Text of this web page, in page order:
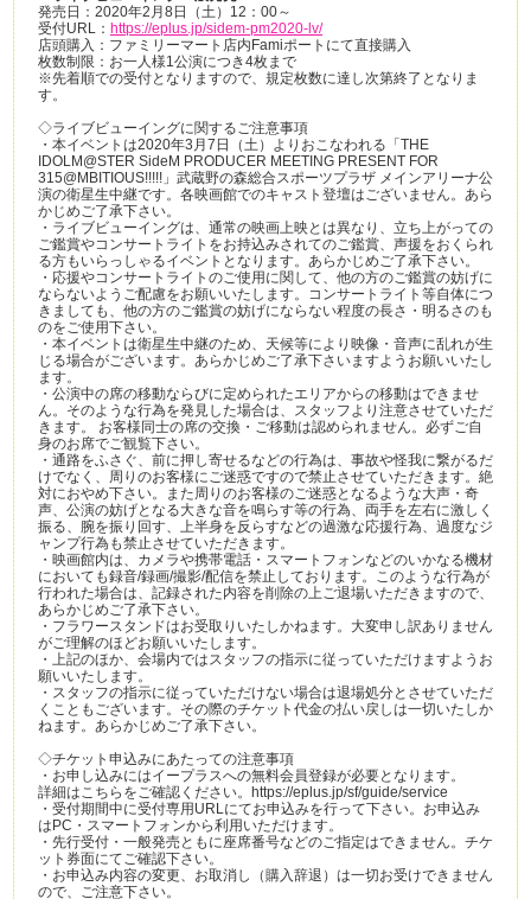
発売日：2020年2月8日（土）12：00～
受付URL： https://eplus.jp/sidem-pm2020-lv/
店頭購入：ファミリーマート店内Famiポートにて直接購入
枚数制限：お一人様1公演につき4枚まで
※先着順での受付となりますので、規定枚数に達し次第終了となりま
す。
◇ライブビューイングに関するご注意事項
・本イベントは2020年3月7日（土）よりおこなわれる「THE
IDOLM@STER SideM PRODUCER MEETING PRESENT FOR
315@MBITIOUS!!!!!」武蔵野の森総合スポーツプラザ メインアリーナ公
演の衛星生中継です。各映画館でのキャスト登壇はございません。あら
かじめご了承下さい。
・ライブビューイングは、通常の映画上映とは異なり、立ち上がっての
ご鑑賞やコンサートライトをお持込みされてのご鑑賞、声援をおくられ
る方もいらっしゃるイベントとなります。あらかじめご了承下さい。
・応援やコンサートライトのご使用に関して、他の方のご鑑賞の妨げに
ならないようご配慮をお願いいたします。コンサートライト等自体につ
きましても、他の方のご鑑賞の妨げにならない程度の長さ・明るさのも
のをご使用下さい。
・本イベントは衛星生中継のため、天候等により映像・音声に乱れが生
じる場合がございます。あらかじめご了承下さいますようお願いいたし
ます。
・公演中の席の移動ならびに定められたエリアからの移動はできませ
ん。そのような行為を発見した場合は、スタッフより注意させていただ
きます。 お客様同士の席の交換・ご移動は認められません。必ずご自
身のお席でご観覧下さい。
・通路をふさぐ、前に押し寄せるなどの行為は、事故や怪我に繋がるだ
けでなく、周りのお客様にご迷惑ですので禁止させていただきます。絶
対におやめ下さい。また周りのお客様のご迷惑となるような大声・奇
声、公演の妨げとなる大きな音を鳴らす等の行為、両手を左右に激しく
振る、腕を振り回す、上半身を反らすなどの過激な応援行為、過度なジ
ャンプ行為も禁止させていただきます。
・映画館内は、カメラや携帯電話・スマートフォンなどのいかなる機材
においても録音/録画/撮影/配信を禁止しております。このような行為が
行われた場合は、記録された内容を削除の上ご退場いただきますので、
あらかじめご了承下さい。
・フラワースタンドはお受取りいたしかねます。大変申し訳ありません
がご理解のほどお願いいたします。
・上記のほか、会場内ではスタッフの指示に従っていただけますようお
願いいたします。
・スタッフの指示に従っていただけない場合は退場処分とさせていただ
くこともございます。その際のチケット代金の払い戻しは一切いたしか
ねます。あらかじめご了承下さい。
◇チケット申込みにあたっての注意事項
・お申し込みにはイープラスへの無料会員登録が必要となります。
詳細はこちらをご確認ください。https://eplus.jp/sf/guide/service
・受付期間中に受付専用URLにてお申込みを行って下さい。お申込み
はPC・スマートフォンから利用いただけます。
・先行受付・一般発売ともに座席番号などのご指定はできません。チケ
ット券面にてご確認下さい。
・お申込み内容の変更、お取消し（購入辞退）は一切お受けできません
ので、ご注意下さい。